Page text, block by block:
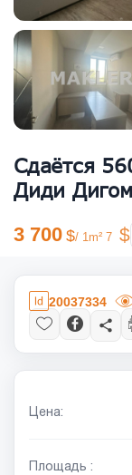
Сдаётся
Диди
3 700 / 1m² 7
20037334
Цена:
Площадь :